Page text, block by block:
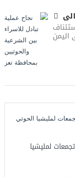
اليمن
لمليشيا